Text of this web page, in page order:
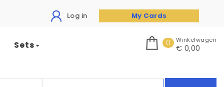
Log in My Cards
Sets 0 Winkelwagen
€ 0,00